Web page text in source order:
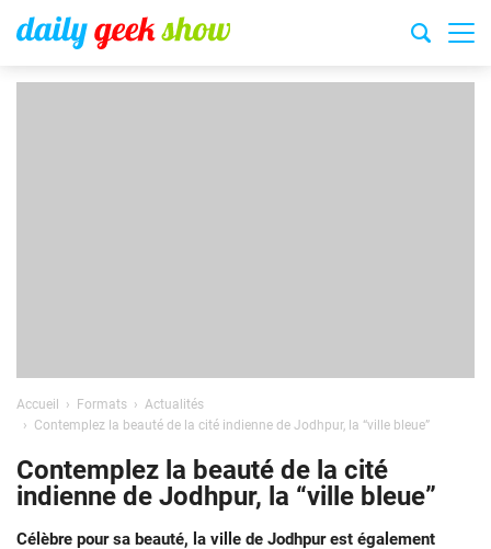
Accueil Formats
Actualités
Contemplez la beauté de la cité indienne de Jodhpur, la “ville bleue”
Contemplez la beauté de la cité
indienne de Jodhpur, la “ville bleue”
Célèbre pour sa beauté, la ville de Jodhpur est également